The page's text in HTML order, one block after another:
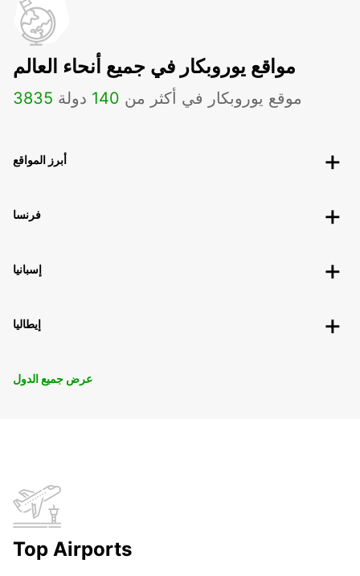
مواقع يوروبكار في جميع أنحاء العالم
3835 موقع يوروبكار في أكثر من 140 دولة
أبرز المواقع
فرنسا
إسبانيا
إيطاليا
عرض جميع الدول
Top Airports